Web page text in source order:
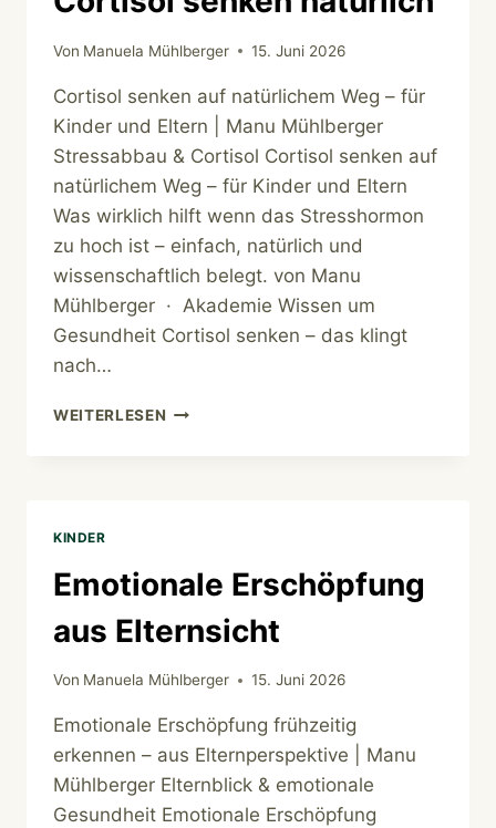
Von Manuela Mühlberger 15. Juni 2026
Cortisol senken auf natürlichem Weg – für
Kinder und Eltern | Manu Mühlberger
Stressabbau & Cortisol Cortisol senken auf
natürlichem Weg – für Kinder und Eltern
Was wirklich hilft wenn das Stresshormon
zu hoch ist – einfach, natürlich und
wissenschaftlich belegt. von Manu
Mühlberger · Akademie Wissen um
Gesundheit Cortisol senken – das klingt
nach…
WEITERLESEN CORTISOL
KINDER
Emotionale Erschöpfung
aus Elternsicht
Von Manuela Mühlberger 15. Juni 2026
Emotionale Erschöpfung frühzeitig
erkennen – aus Elternperspektive | Manu
Mühlberger Elternblick & emotionale
Gesundheit Emotionale Erschöpfung